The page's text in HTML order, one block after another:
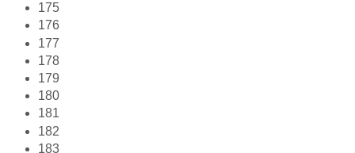
175
176
177
178
179
180
181
182
183